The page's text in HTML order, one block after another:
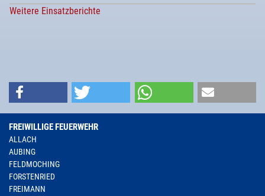
Weitere Einsatzberichte
FREIWILLIGE FEUERWEHR
ALLACH
AUBING
FELDMOCHING
FORSTENRIED
FREIMANN